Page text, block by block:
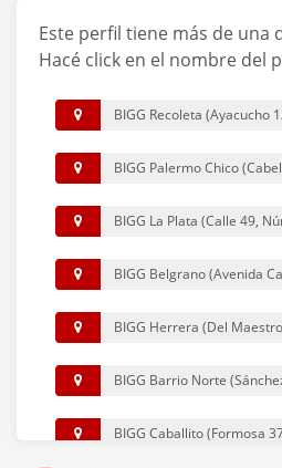
Este perfil tiene más de una
Hacé click en el nombre del
BIGG Recoleta (Ayacucho
BIGG Palermo Chico
BIGG La Plata (Calle 49,
BIGG Belgrano (Avenida
BIGG Herrera (Del
BIGG Barrio Norte
BIGG Caballito (Formosa